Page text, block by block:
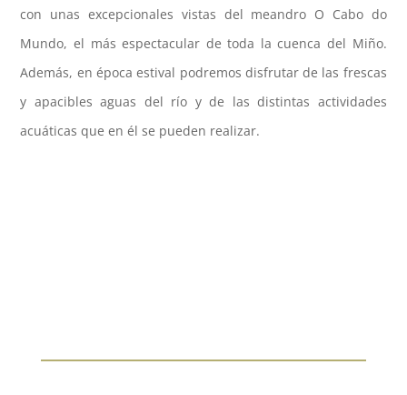
con unas excepcionales vistas del meandro O Cabo do
Mundo, el más espectacular de toda la cuenca del Miño.
Además, en época estival podremos disfrutar de las frescas
y apacibles aguas del río y de las distintas actividades
acuáticas que en él se pueden realizar.